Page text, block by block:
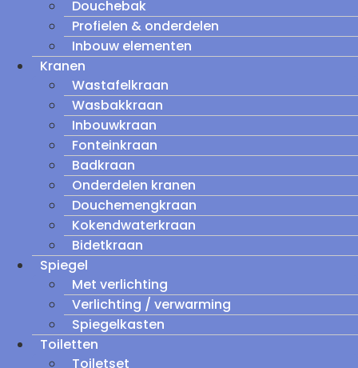
Douchebak
Profielen & onderdelen
Inbouw elementen
Kranen
Wastafelkraan
Wasbakkraan
Inbouwkraan
Fonteinkraan
Badkraan
Onderdelen kranen
Douchemengkraan
Kokendwaterkraan
Bidetkraan
Spiegel
Met verlichting
Verlichting / verwarming
Spiegelkasten
Toiletten
Toiletset